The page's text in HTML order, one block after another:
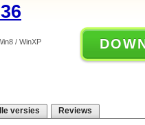
/ WinXP
versies Reviews